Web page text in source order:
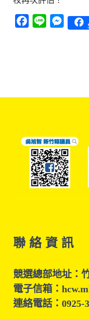
Facebook
Line
聯 絡 資 訊
競選總部地址：
電子信箱：
連絡電話：0925-